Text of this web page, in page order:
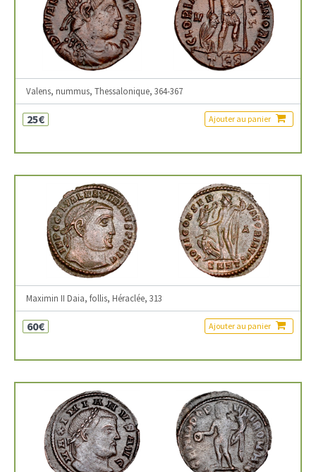
Valens, nummus, Thessalonique, 364-367
25€ Ajouter au panier
Maximin II Daia, follis, Héraclée, 313
60€ Ajouter au panier